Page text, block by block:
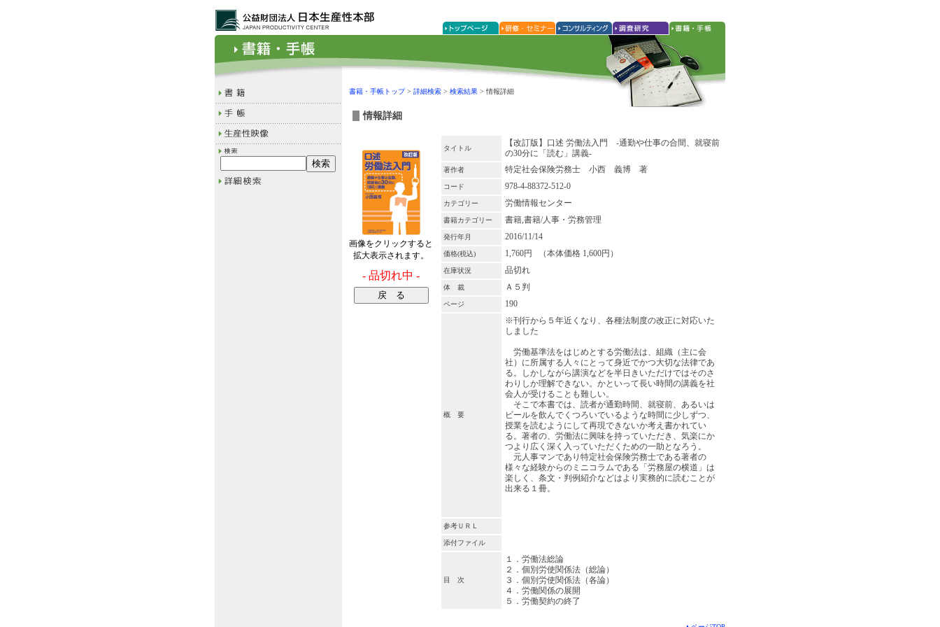
書籍・手帳トップ> 詳細検索 > 検索結果 > 情報詳細
情報詳細
画像をクリックすると
拡大表示されます。
- 品切れ中 -
タイトル
【改訂版】口述 労働法入門 ‐通勤や仕事の合間、就寝前
の30分に「読む」講義-
著作者 特定社会保険労務士 小西 義博 著
コード 978-4-88372-512-0
カテゴリー 労働情報センター
書籍カテゴリー 書籍,書籍/人事・労務管理
発行年月 2016/11/14
価格(税込) 1,760円 （本体価格 1,600円）
在庫状況 品切れ
体 裁 Ａ５判
ページ 190
概 要
※刊行から５年近くなり、各種法制度の改正に対応いた
しました
労働基準法をはじめとする労働法は、組織（主に会
社）に所属する人々にとって身近でかつ大切な法律であ
る。しかしながら講演などを半日きいただけではそのさ
わりしか理解できない。かといって長い時間の講義を社
会人が受けることも難しい。
そこで本書では、読者が通勤時間、就寝前、あるいは
ビールを飲んでくつろいでいるような時間に少しずつ、
授業を読むようにして再現できないか考え書かれてい
る。著者の、労働法に興味を持っていただき、気楽にか
つより広く深く入っていただくための一助となろう。
元人事マンであり特定社会保険労務士である著者の
様々な経験からのミニコラムである「労務屋の横道」は
楽しく、条文・判例紹介などはより実務的に読むことが
出来る１冊。
参考ＵＲＬ
添付ファイル
目 次
１．労働法総論
２．個別労使関係法（総論）
３．個別労使関係法（各論）
４．労働関係の展開
５．労働契約の終了